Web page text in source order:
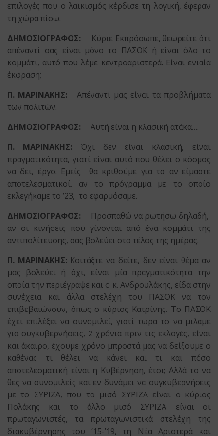
επιλογές που ο λαϊκισμός κέρδισε τη λογική, έφεραν
τη χώρα πίσω.
ΔΗΜΟΣΙΟΓΡΑΦΟΣ:
Κύριε Εκπρόσωπε, θεωρείτε ότι
απέναντί σας είναι μόνο το ΠΑΣΟΚ ή είναι όλο το
κομμάτι, αυτό που λέμε κεντροαριστερά. Είναι ενιαία
έκφραση;
Π. ΜΑΡΙΝΑΚΗΣ: Απέναντί μας είναι τα προβλήματα
των πολιτών.
ΔΗΜΟΣΙΟΓΡΑΦΟΣ:
Αυτή είναι η κλασική ατάκα….
Π. ΜΑΡΙΝΑΚΗΣ: Όχι δεν είναι κλασική, είναι
πραγματικότητα, γιατί είναι αυτό που θέλει ο κόσμος
να δει, έργο. Εμείς θα κριθούμε για το αν είμαστε
αποτελεσματικοί, αν το πρόγραμμα με το οποίο
εκλεγήκαμε το ’23, το εφαρμόσαμε.
ΔΗΜΟΣΙΟΓΡΑΦΟΣ:
Προσπαθώ να ρωτήσω δηλαδή,
αν οι κινήσεις που γίνονται από ένα κομμάτι της
αντιπολίτευσης, σας βολεύει στο τέλος της ημέρας.
Π. ΜΑΡΙΝΑΚΗΣ: Κοιτάξτε να δείτε, δεν είναι θέμα αν
μας βολεύει ή όχι, είναι μία πραγματικότητα την
οποία την περιέγραψε και ο κ. Ανδρουλάκης, είδα στην
συνέχεια και άλλα στελέχη του ΠΑΣΟΚ να τον
επιβεβαιώνουν, όπως ο κύριος Κατρίνης. Το ΠΑΣΟΚ
έχει επιλέξει να συνομιλεί, γιατί τώρα το να μιλάμε
για συγκυβερνήσεις, 2 χρόνια πριν τις εκλογές, είναι
και άκαιρο, έχουμε χρόνο μπροστά μας να δείξουμε ο
καθένας τι θέλει να κάνει και τι και πόσο
αποτελεσματική είναι η Κυβέρνηση, έτσι; Αλλά το να
θες να συνομιλείς και εν δυνάμει να συγκυβερνήσεις
με το ΣΥΡΙΖΑ, που το μισό ΣΥΡΙΖΑ είναι ο κύριος
Πολάκης και το άλλο μισό ΣΥΡΙΖΑ είναι οι
πρωταγωνιστές, τα πρωταγωνιστικά στελέχη της
διακυβέρνησης του ‘15-’19, τη Νέα Αριστερά και